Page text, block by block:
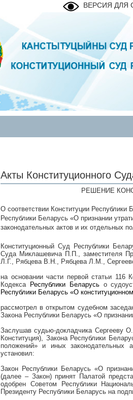
ВЕРСИЯ ДЛЯ
Акты Конституционного
РЕШЕНИЕ
О соответствии Конституции Республики
Республики Беларусь «О признании
законодательных актов и их отдельных
Конституционный Суд Республики
Суда Миклашевича П.П., заместителя
Л.Г., Рябцева В.Н., Рябцева Л.М.,
на основании части первой статьи 116
Кодекса
Республики Беларусь о
Республики Беларусь «О
рассмотрел в открытом судебном
Закона Республики Беларусь «О
Заслушав судью-докладчика Сергееву
Конституция), Закона Республики
положений» и иных законодательных
установил:
Закон Республики Беларусь «О
(далее – Закон) принят Палатой
одобрен Советом Республики
Президенту Республики Беларусь на